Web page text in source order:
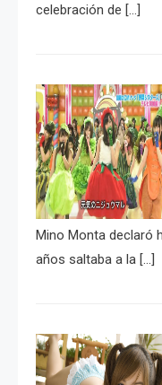
celebración de […]
Mino Monta declaró
años saltaba a la […]